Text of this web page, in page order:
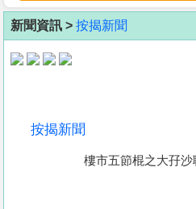
客
地
產
新聞資訊 > 按揭新聞
按揭新聞
樓市五節棍之大孖